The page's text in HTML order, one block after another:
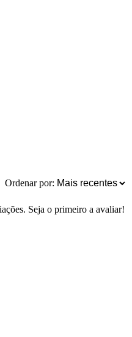
Ordenar por:
Seja o primeiro a avaliar!